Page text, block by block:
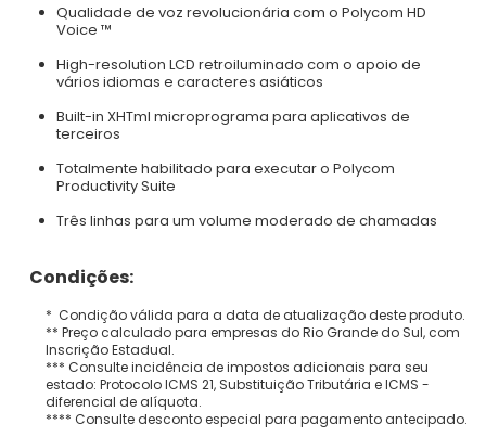
Qualidade de voz revolucionária com o Polycom HD
Voice ™
High-resolution LCD retroiluminado com o apoio de
vários idiomas e caracteres asiáticos
Built-in XHTml microprograma para aplicativos de
terceiros
Totalmente habilitado para executar o Polycom
Productivity Suite
Três linhas para um volume moderado de chamadas
Condições:
* Condição válida para a data de atualização deste produto.
** Preço calculado para empresas do Rio Grande do Sul, com
Inscrição Estadual.
*** Consulte incidência de impostos adicionais para seu
estado: Protocolo ICMS 21, Substituição Tributária e ICMS -
diferencial de alíquota.
**** Consulte desconto especial para pagamento antecipado.